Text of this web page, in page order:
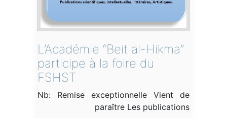
L’Académie “Beit al-Hikma”
participe à la foire du
FSHST
Nb: Remise exceptionnelle Vient de
paraître Les publications